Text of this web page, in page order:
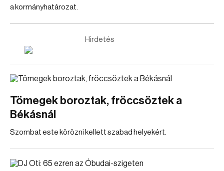
a kormányhatározat.
Hirdetés
Tömegek boroztak, fröccsöztek a
Békásnál
Szombat este körözni kellett szabad helyekért.